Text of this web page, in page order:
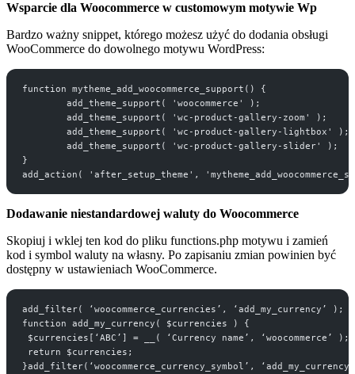
Wsparcie dla Woocommerce w customowym motywie Wp
Bardzo ważny snippet, którego możesz użyć do dodania obsługi
WooCommerce do dowolnego motywu WordPress:
function mytheme_add_woocommerce_support() {
	add_theme_support( 'woocommerce' );
	add_theme_support( 'wc-product-gallery-zoom' );
	add_theme_support( 'wc-product-gallery-lightbox' );
	add_theme_support( 'wc-product-gallery-slider' );
}
add_action( 'after_setup_theme',
Dodawanie niestandardowej waluty do Woocommerce
Skopiuj i wklej ten kod do pliku functions.php motywu i zamień
kod i symbol waluty na własny. Po zapisaniu zmian powinien być
dostępny w ustawieniach WooCommerce.
add_filter( ‘woocommerce_currencies’, ‘add_my_currency’ );
function add_my_currency( $currencies ) {
$currencies[‘ABC’] = __( ‘Currency name’, ‘woocommerce’ );
return $currencies;
}add_filter(‘woocommerce_currency_symbol’,